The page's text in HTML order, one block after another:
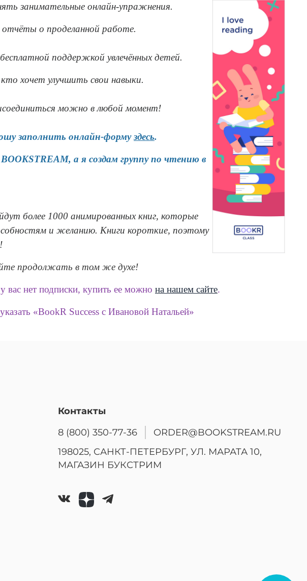
занимательные онлайн-упражнения.
о проделанной работе.
поддержкой увлечённых детей.
хочет улучшить свои навыки.
можно в любой момент!
заполнить онлайн-формуздесь.
а я создам группу по чтению в
более 1000 анимированных книг, которые
и желанию. Книги короткие, поэтому
продолжать в том же духе!
вас нет подписки, купить ее можно на нашем сайте.
«BookR Success с Ивановой Натальей»
Контакты
8 (800) 350-77-36
ORDER@BOOKSTREAM.RU
198025, САНКТ-ПЕТЕРБУРГ, УЛ. МАРАТА 10,
МАГАЗИН БУКСТРИМ